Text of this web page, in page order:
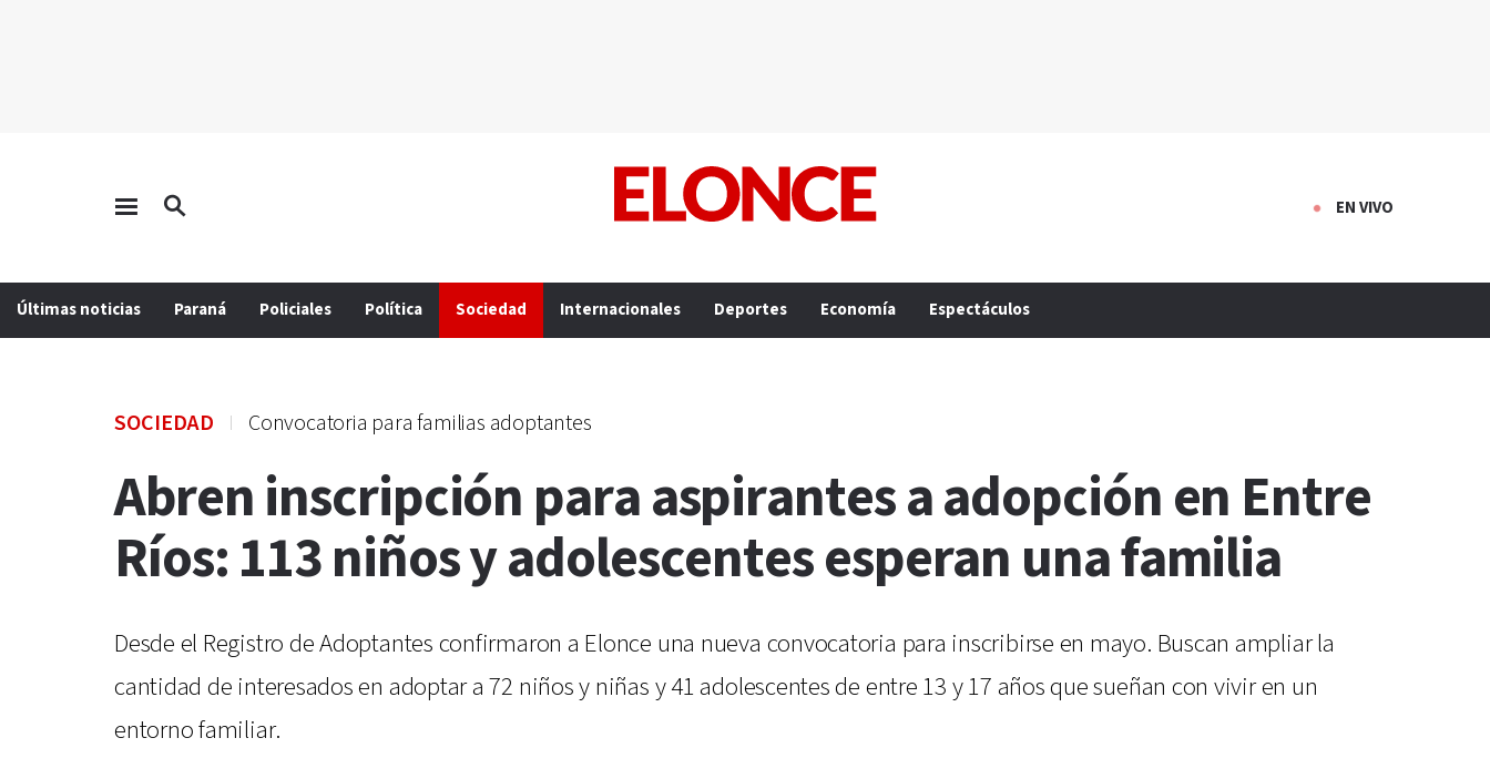
EN VIVO
Últimas noticias Paraná Policiales Política Sociedad Internacionales Deportes Economía Espectáculos
SOCIEDAD Convocatoria para familias adoptantes
Abren inscripción para aspirantes a adopción en Entre
Ríos: 113 niños y adolescentes esperan una familia
Desde el Registro de Adoptantes confirmaron a Elonce una nueva convocatoria para inscribirse en mayo. Buscan ampliar la
cantidad de interesados en adoptar a 72 niños y niñas y 41 adolescentes de entre 13 y 17 años que sueñan con vivir en un
entorno familiar.